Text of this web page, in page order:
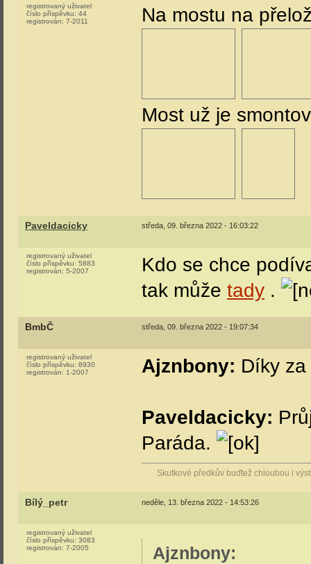
registrovaný uživatel
číslo příspěvku: 44
registrován: 7-2011 Na mostu na
Most už je
Paveldacicky středa, 09. března 2022 - 16:03:22
registrovaný uživatel
číslo příspěvku: 5883
registrován: 5-2007
Kdo se chce
tak může tady .
BmbČ středa, 09. března 2022 - 19:07:34
registrovaný uživatel
číslo příspěvku: 8930
registrován: 1-2007 Ajznbony: Díky
Paveldacicky:
Paráda.
Skutkové předkův buďtež chloubou i
Bílý_petr neděle, 13. března 2022 - 14:53:26
registrovaný uživatel
číslo příspěvku: 3083
registrován: 7-2005 Ajznbony: